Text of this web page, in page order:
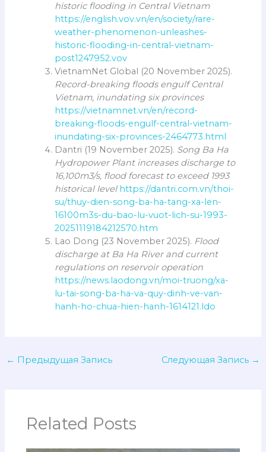
historic flooding in Central Vietnam
https://english.vov.vn/en/society/rare-
weather-phenomenon-unleashes-
historic-flooding-in-central-vietnam-
post1247952.vov
VietnamNet Global (20 November 2025).
Record-breaking floods engulf Central
Vietnam, inundating six provinces
https://vietnamnet.vn/en/record-
breaking-floods-engulf-central-vietnam-
inundating-six-provinces-2464773.html
Dantri (19 November 2025). Song Ba Ha
Hydropower Plant increases discharge to
16,100m3/s, flood forecast to exceed 1993
historical level https://dantri.com.vn/thoi-
su/thuy-dien-song-ba-ha-tang-xa-len-
16100m3s-du-bao-lu-vuot-lich-su-1993-
20251119184212570.htm
Lao Dong (23 November 2025). Flood
discharge at Ba Ha River and current
regulations on reservoir operation
https://news.laodong.vn/moi-truong/xa-
lu-tai-song-ba-ha-va-quy-dinh-ve-van-
hanh-ho-chua-hien-hanh-1614121.ldo
← Предыдущая Запись Следующая Запись →
Related Posts